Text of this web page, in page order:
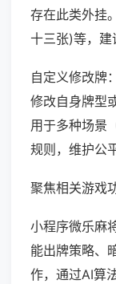
存在此类外挂
十三张)等，建
自定义修改牌
修改自身牌型
用于多种场景
规则，维护公
聚焦相关游戏
小程序微乐麻
能出牌策略、
作，通过AI算